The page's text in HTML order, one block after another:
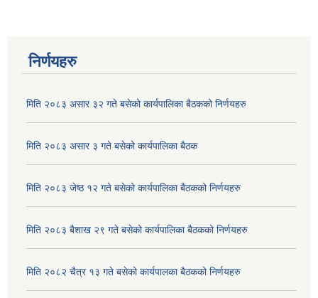
निर्णयहरु
मिति २०८३ असार ३२ गते बसेको कार्यपालिका बैठकको निर्णयहरु
मिति २०८३ असार ३ गते बसेको कार्यपालिका बैठक
मिति २०८३ जेष्ठ १२ गते बसेको कार्यपालिका बैठकको निर्णयहरु
मिति २०८३ बैशाख २९ गते बसेको कार्यपालिका बैठकको निर्णयहरु
मिति २०८२ चैत्र १३ गते बसेको कार्यपालका बैठकको निर्णयहरु